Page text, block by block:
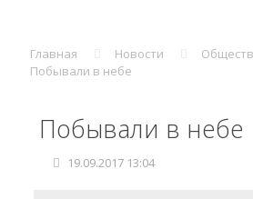
Главная Новости
Побывали в небе
Побывали в небе
19.09.2017 13:04